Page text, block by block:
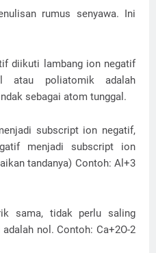
rumus senyawa. Ini
diikuti lambang ion negatif
atau poliatomik adalah
sebagai atom tunggal.
subscript ion negatif,
menjadi subscript ion
tandanya) Contoh: Al+3
sama, tidak perlu saling
nol. Contoh: Ca+2O-2